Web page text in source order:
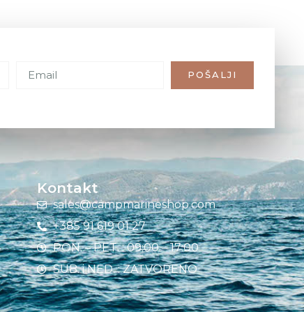
POŠALJI
Kontakt
sales@campmarineshop.com
+385 91 619 01 27
PON. – PET. : 09:00 – 17:00
SUB. i NED. : ZATVORENO